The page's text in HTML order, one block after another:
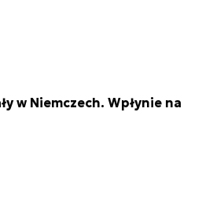
w Niemczech. Wpłynie na